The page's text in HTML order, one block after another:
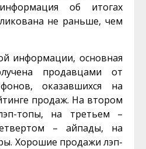
об итогах
не раньше, чем
информации, основная
продавцами от
оказавшихся на
продаж. На втором
топы, на третьем –
– айпады, на
Хорошие продажи лэп-